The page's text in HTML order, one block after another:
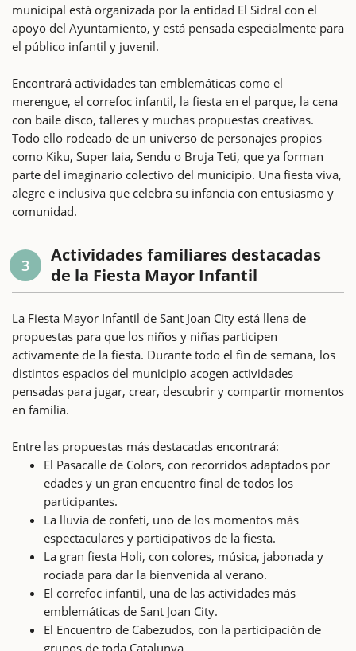
municipal está organizada por la entidad El Sidral con el
apoyo del Ayuntamiento, y está pensada especialmente para
el público infantil y juvenil.
Encontrará actividades tan emblemáticas como el
merengue, el correfoc infantil, la fiesta en el parque, la cena
con baile disco, talleres y muchas propuestas creativas.
Todo ello rodeado de un universo de personajes propios
como Kiku, Super Iaia, Sendu o Bruja Teti, que ya forman
parte del imaginario colectivo del municipio. Una fiesta viva,
alegre e inclusiva que celebra su infancia con entusiasmo y
comunidad.
3
Actividades familiares destacadas
de la Fiesta Mayor Infantil
La Fiesta Mayor Infantil de Sant Joan City está llena de
propuestas para que los niños y niñas participen
activamente de la fiesta. Durante todo el fin de semana, los
distintos espacios del municipio acogen actividades
pensadas para jugar, crear, descubrir y compartir momentos
en familia.
Entre las propuestas más destacadas encontrará:
El Pasacalle de Colors, con recorridos adaptados por
edades y un gran encuentro final de todos los
participantes.
La lluvia de confeti, uno de los momentos más
espectaculares y participativos de la fiesta.
La gran fiesta Holi, con colores, música, jabonada y
rociada para dar la bienvenida al verano.
El correfoc infantil, una de las actividades más
emblemáticas de Sant Joan City.
El Encuentro de Cabezudos, con la participación de
grupos de toda Catalunya.